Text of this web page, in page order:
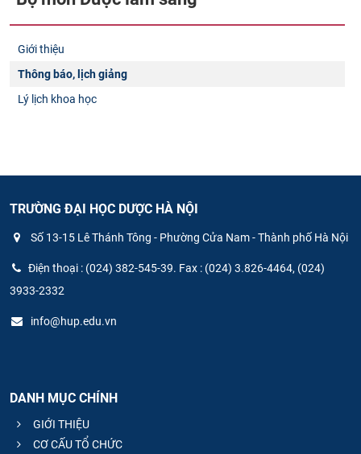
Giới thiệu
Thông báo, lịch giảng
Lý lịch khoa học
TRƯỜNG ĐẠI HỌC DƯỢC HÀ NỘI
Số 13-15 Lê Thánh Tông - Phường Cửa Nam - Thành phố Hà Nội
Điện thoại : (024) 382-545-39. Fax : (024) 3.826-4464, (024)
3933-2332
info@hup.edu.vn
DANH MỤC CHÍNH
GIỚI THIỆU
CƠ CẤU TỔ CHỨC